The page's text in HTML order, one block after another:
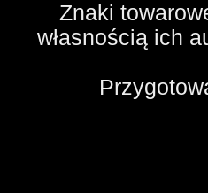
Znaki
własnością ich